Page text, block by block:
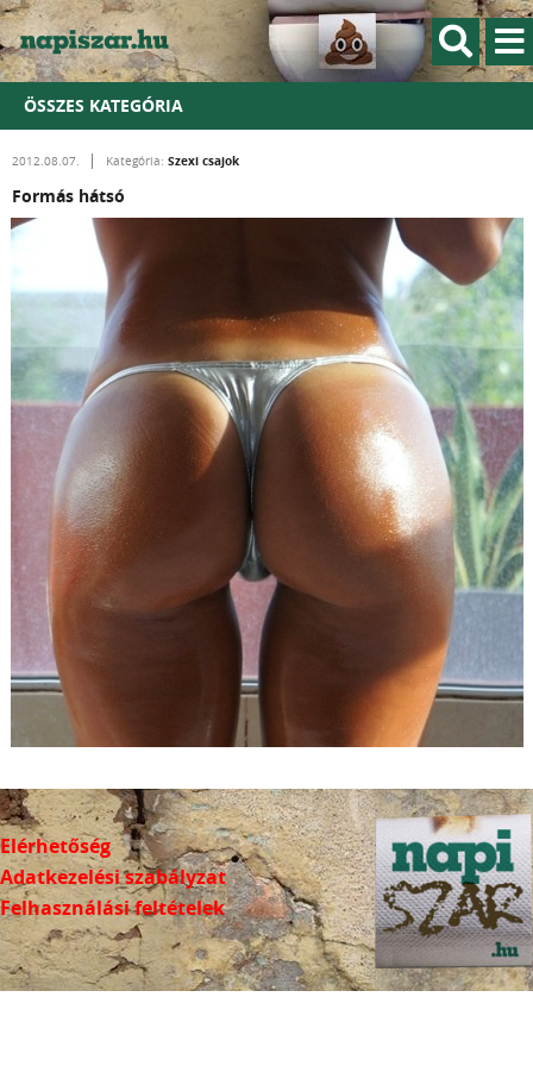
ÖSSZES KATEGÓRIA
2012.08.07. Kategória: Szexi csajok
Formás hátsó
Elérhetőség
Adatkezelési szabályzat
Felhasználási feltételek